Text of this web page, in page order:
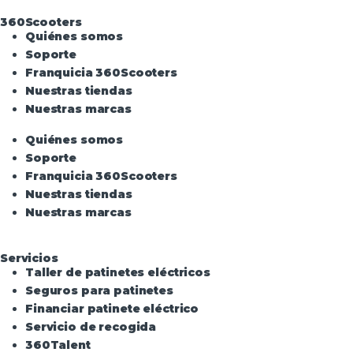
360Scooters
Quiénes somos
Soporte
Franquicia 360Scooters
Nuestras tiendas
Nuestras marcas
Quiénes somos
Soporte
Franquicia 360Scooters
Nuestras tiendas
Nuestras marcas
Servicios
Taller de patinetes eléctricos
Seguros para patinetes
Financiar patinete eléctrico
Servicio de recogida
360Talent